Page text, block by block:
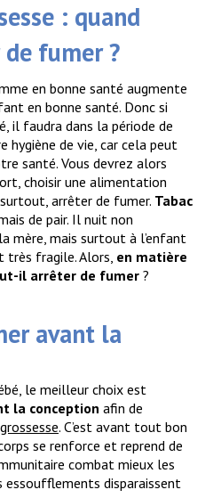
: quand
fumer ?
en bonne santé augmente
en bonne santé. Donc si
il faudra dans la période de
hygiène de vie, car cela peut
santé. Vous devrez alors
choisir une alimentation
arrêter de fumer. Tabac
de pair. Il nuit non
mère, mais surtout à l’enfant
fragile. Alors, en matière
il arrêter de fumer ?
avant la
le meilleur choix est
la conception afin de
. C’est avant tout bon
se renforce et reprend de
combat mieux les
disparaissent